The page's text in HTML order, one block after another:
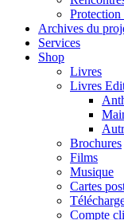
Protection
Archives du
Services
Shop
Livres
Livres
Brochures
Films
Musique
Cartes
Compte